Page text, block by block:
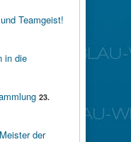
Teamgeist!
in die
23.
der